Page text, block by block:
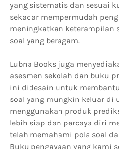
yang sistematis dan sesuai
sekadar mempermudah
meningkatkan keterampilan
soal yang beragam.
Lubna Books juga
asesmen sekolah dan buku
ini didesain untuk
soal yang mungkin keluar di
menggunakan produk
lebih siap dan percaya diri
telah memahami pola soal
Buku pengayaan yang kami